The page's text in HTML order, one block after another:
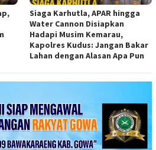
Siaga Karhutla, APAR hingga
Water Cannon Disiapkan
Hadapi Musim Kemarau,
Kapolres Kudus: Jangan Bakar
Lahan dengan Alasan Apa Pun